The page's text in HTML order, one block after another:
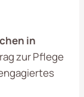
in
zur Pflege